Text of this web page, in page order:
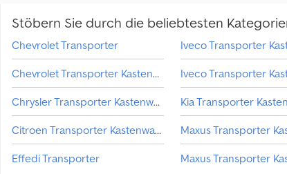
Stöbern Sie durch die beliebtesten
Chevrolet Transporter
Chevrolet Transporter Kastenwagen
Chrysler Transporter Kastenwagen
Citroen Transporter Kastenwagen Hochdach
Effedi Transporter
Kia Transporter